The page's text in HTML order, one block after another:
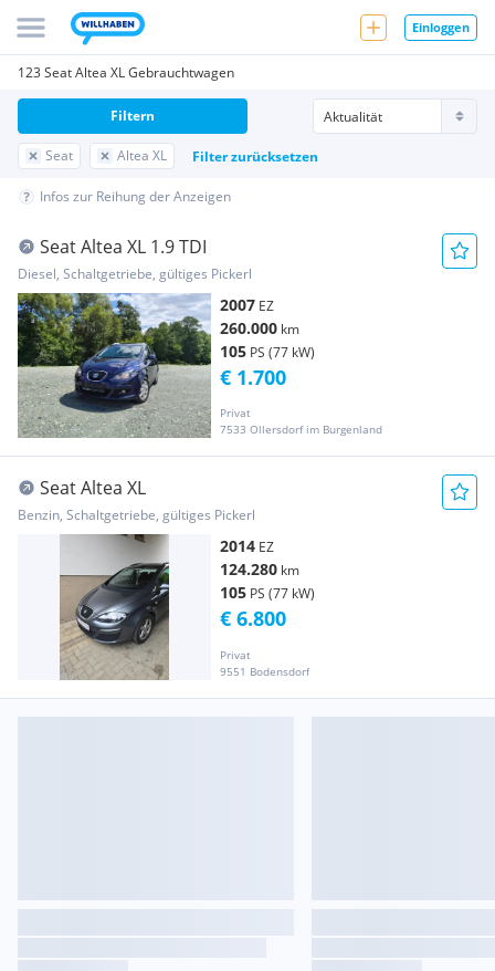
Einloggen
123 Seat Altea XL Gebrauchtwagen
Seat Altea XL Filter zurücksetzen
Filtern
Infos zur Reihung der Anzeigen
Seat Altea XL 1.9 TDI
Diesel, Schaltgetriebe, gültiges Pickerl
2007 EZ
260.000 km
105 PS (77 kW)
Privat
7533 Ollersdorf im Burgenland
€ 1.700
Seat Altea XL
Benzin, Schaltgetriebe, gültiges Pickerl
2014 EZ
124.280 km
105 PS (77 kW)
Privat
9551 Bodensdorf
€ 6.800